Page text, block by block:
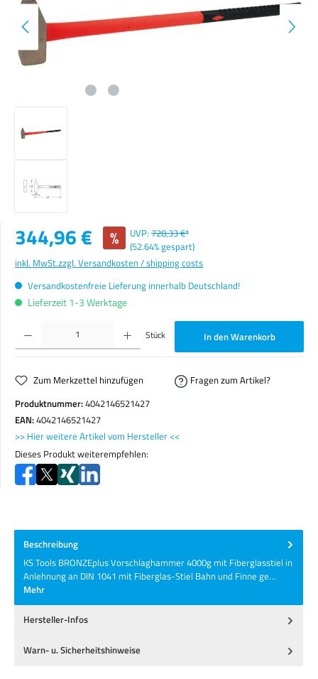
Verkaufspreis:
344,96 € % UVP: 728,33 €*
(52.64% gespart)
inkl. MwSt.zzgl. Versandkosten / shipping costs
Versandkostenfreie Lieferung innerhalb Deutschland!
Lieferzeit 1-3 Werktage
Produkt Anzahl: Gib den gewünschten Wert ein oder benutze die Schaltflächen um die Anzahl zu
Stück In den Warenkorb
Zum Merkzettel hinzufügen
Fragen zum Artikel?
Produktnummer:4042146521427
EAN:4042146521427
>> Hier weitere Artikel vom Hersteller <<
Dieses Produkt weiterempfehlen:
Beschreibung
KS Tools BRONZEplus Vorschlaghammer 4000g mit Fiberglasstiel in
Anlehnung an DIN 1041 mit Fiberglas-Stiel Bahn und Finne ge…
Mehr
Hersteller-Infos
Warn- u. Sicherheitshinweise